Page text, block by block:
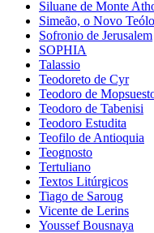
Siluane de Monte
Simeão, o Novo
Sofronio de Jerusalem
SOPHIA
Talassio
Teodoreto de Cyr
Teodoro de
Teodoro de Tabenisi
Teodoro Estudita
Teofilo de Antioquia
Teognosto
Tertuliano
Textos Litúrgicos
Tiago de Saroug
Vicente de Lerins
Youssef Bousnaya